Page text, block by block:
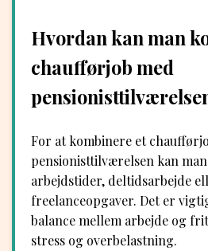
Hvordan kan man
chaufførjob med
For at kombinere et
pensionisttilværelsen kan
arbejdstider, deltidsarbejde
freelanceopgaver. Det er
balance mellem arbejde og
stress og overbelastning.